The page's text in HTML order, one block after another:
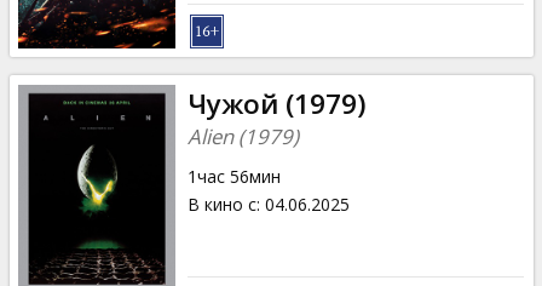
Чужой (1979)
Alien (1979)
1час 56мин
В кино с: 04.06.2025